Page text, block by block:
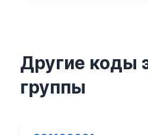
Другие коды
группы